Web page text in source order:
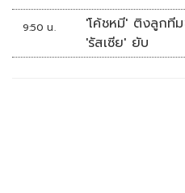
กว่า900ล้าน เชื่
ย่อยยับ
9:50 น.
'โค้ชหมี' ติงลูกที
'รัสเซีย' ยับ